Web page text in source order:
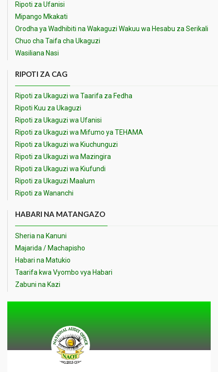
Ripoti za Ufanisi
Mipango Mkakati
Orodha ya Wadhibiti na Wakaguzi Wakuu wa Hesabu za Serikali
Chuo cha Taifa cha Ukaguzi
Wasiliana Nasi
RIPOTI ZA CAG
Ripoti za Ukaguzi wa Taarifa za Fedha
Ripoti Kuu za Ukaguzi
Ripoti za Ukaguzi wa Ufanisi
Ripoti za Ukaguzi wa Mifumo ya TEHAMA
Ripoti za Ukaguzi wa Kiuchunguzi
Ripoti za Ukaguzi wa Mazingira
Ripoti za Ukaguzi wa Kiufundi
Ripoti za Ukaguzi Maalum
Ripoti za Wananchi
HABARI NA MATANGAZO
Sheria na Kanuni
Majarida / Machapisho
Habari na Matukio
Taarifa kwa Vyombo vya Habari
Zabuni na Kazi